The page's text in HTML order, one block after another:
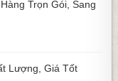
Trọn Gói, Sang
Lượng, Giá Tốt